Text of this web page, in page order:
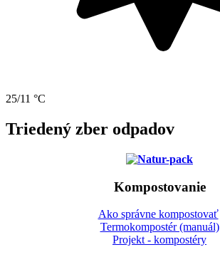
25/11 °C
Triedený zber odpadov
Kompostovanie
Ako správne kompostovať
Termokompostér (manuál)
Projekt - kompostéry